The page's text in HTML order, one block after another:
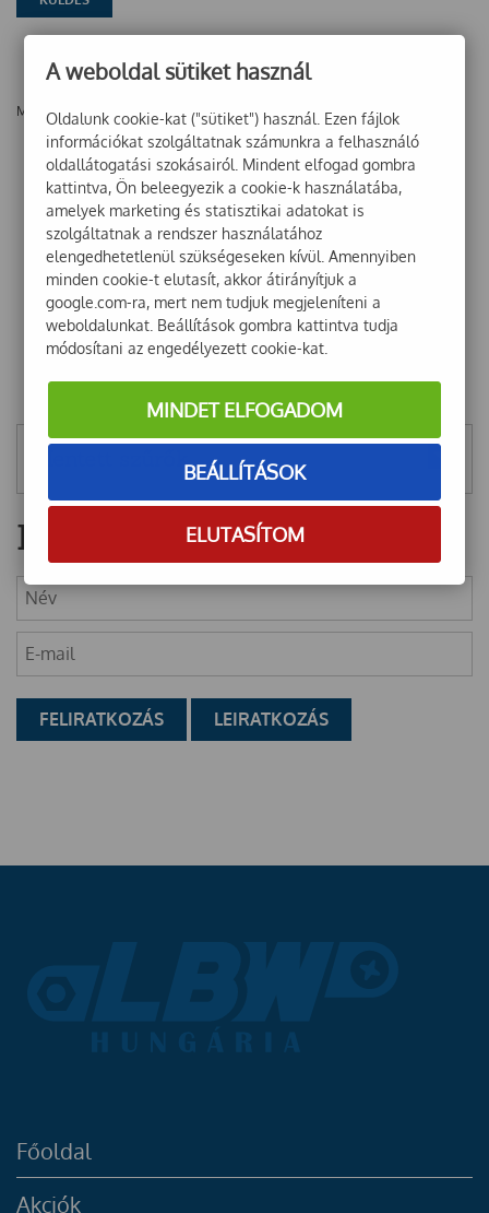
Még nincsenek vélemények ehhez a termékhez!
Mentett szűrők
Hírlevél
Főoldal
Akciók
A weboldal sütiket használ
Oldalunk cookie-kat ("sütiket") használ. Ezen fájlok
információkat szolgáltatnak számunkra a felhasználó
oldallátogatási szokásairól. Mindent elfogad gombra
kattintva, Ön beleegyezik a cookie-k használatába,
amelyek marketing és statisztikai adatokat is
szolgáltatnak a rendszer használatához
elengedhetetlenül szükségeseken kívül. Amennyiben
minden cookie-t elutasít, akkor átirányítjuk a
google.com-ra, mert nem tudjuk megjeleníteni a
weboldalunkat. Beállítások gombra kattintva tudja
módosítani az engedélyezett cookie-kat.
MINDET ELFOGADOM
BEÁLLÍTÁSOK
ELUTASÍTOM